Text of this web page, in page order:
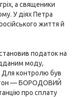
а священики
У діях Петра
життя й
податок на
моду,
Для контролю був
— БОРОДОВИЙ
про сплату